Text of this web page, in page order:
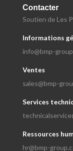
Contacter
Soutien de Les
Informations
info@bmp-
Ventes
sales@bmp-
Services
Ressources
hr@bmp-